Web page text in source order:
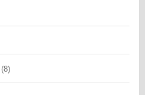
(8)